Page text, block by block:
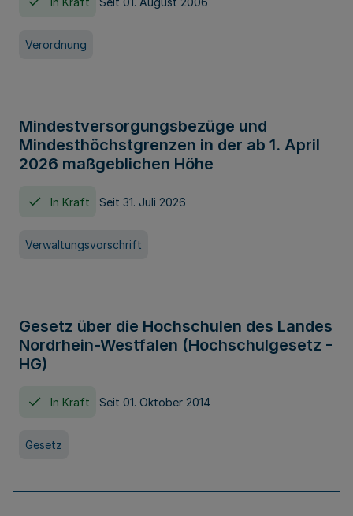
Verordnung
Mindestversorgungsbezüge und
Mindesthöchstgrenzen in der ab 1. April
2026 maßgeblichen Höhe
In Kraft Seit 31. Juli 2026
Verwaltungsvorschrift
Gesetz über die Hochschulen des Landes
Nordrhein-Westfalen (Hochschulgesetz -
HG)
In Kraft Seit 01. Oktober 2014
Gesetz